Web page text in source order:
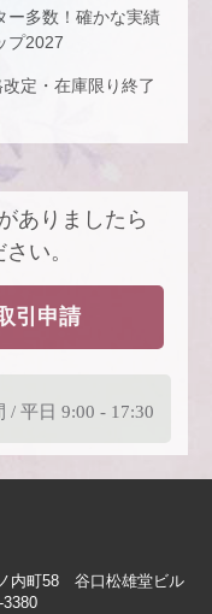
ー多数！確かな実績
プ2027
定・在庫限り終了
ないがちょうどい
の扇子
せ
応援！訴求力を高
い
ありましたら
い。
引申請
/ 平日 9:00 - 17:30
内町58 谷口松雄堂ビル